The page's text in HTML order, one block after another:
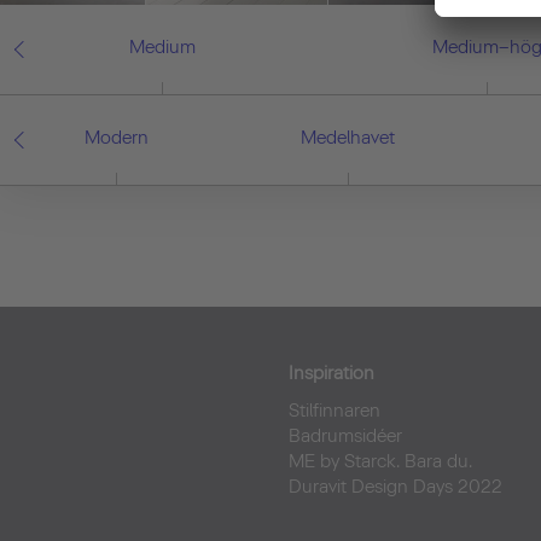
Medium Medium–hög
Modern Medelhavet
Inspiration
Stilfinnaren
Badrumsidéer
ME by Starck. Bara du.
Duravit Design Days 2022